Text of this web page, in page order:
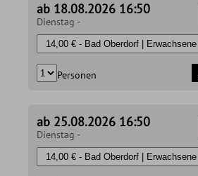
ab 18.08.2026 16:50
Dienstag -
Personen
ab 25.08.2026 16:50
Dienstag -